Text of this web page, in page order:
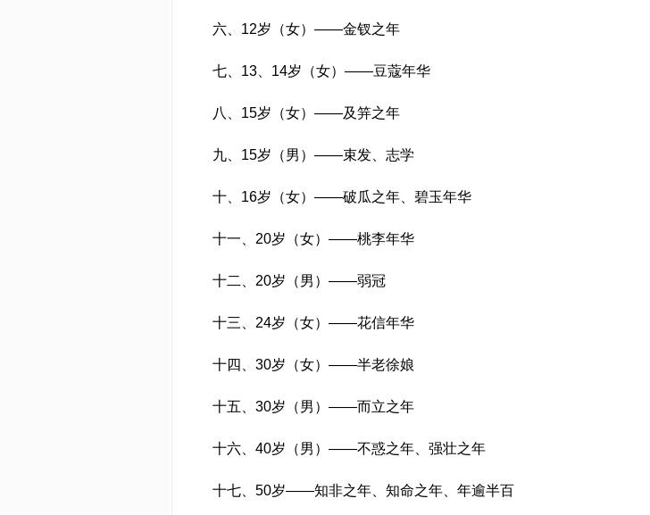
六、12岁（女）——金钗之年
七、13、14岁（女）——豆蔻年华
八、15岁（女）——及笄之年
九、15岁（男）——束发、志学
十、16岁（女）——破瓜之年、碧玉年华
十一、20岁（女）——桃李年华
十二、20岁（男）——弱冠
十三、24岁（女）——花信年华
十四、30岁（女）——半老徐娘
十五、30岁（男）——而立之年
十六、40岁（男）——不惑之年、强壮之年
十七、50岁——知非之年、知命之年、年逾半百